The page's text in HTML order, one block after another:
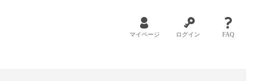
マイページ ログイン FAQ